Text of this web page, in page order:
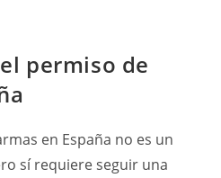
permiso de
en España no es un
sí requiere seguir una